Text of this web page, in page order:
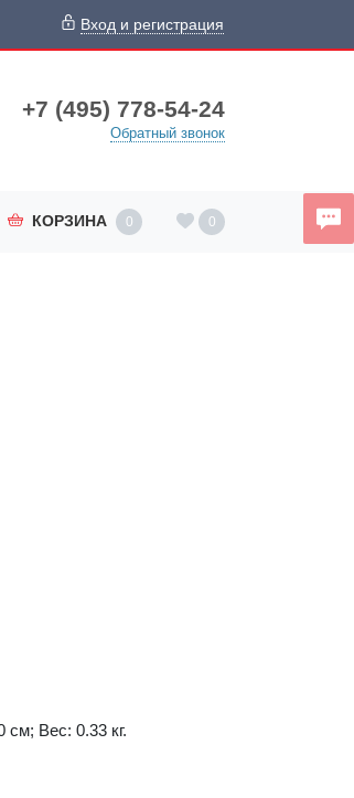
Вход и регистрация
+7 (495) 778-54-24
Обратный звонок
КОРЗИНА 0 0
Вес: 0.33 кг.